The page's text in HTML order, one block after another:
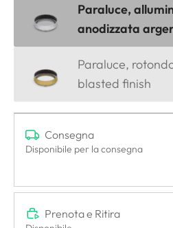
Paraluce,
anodizzata
Paraluce,
blasted finish
Consegna
Disponibile per la consegna
Prenota e Ritira